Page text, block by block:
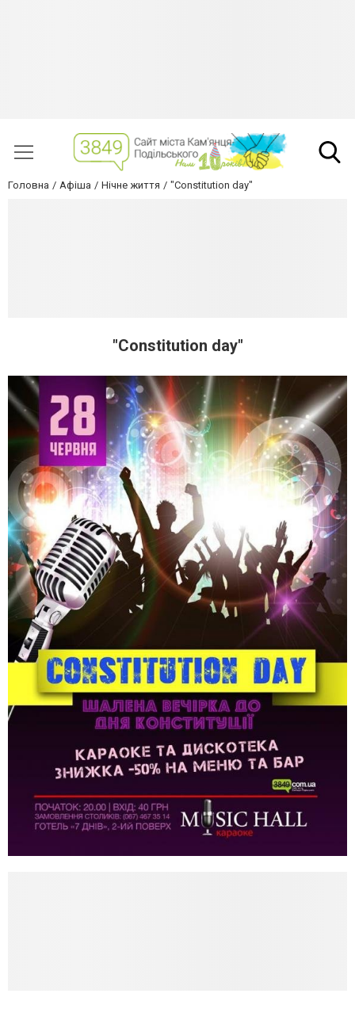
Головна Афіша Нічне життя "Constitution day"
"Constitution day"